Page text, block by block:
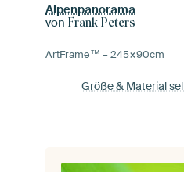
Alpenpanorama
vonFrank Peters
ArtFrame™ –245×90cm
Größe & Material